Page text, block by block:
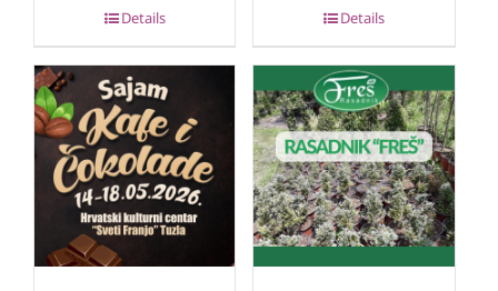
Details Details